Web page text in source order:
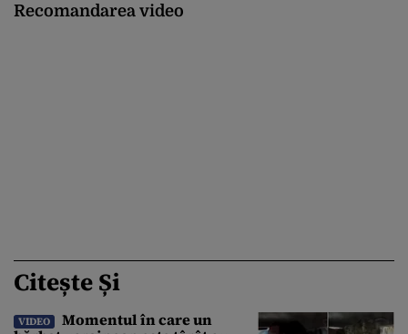
Recomandarea video
Citește Și
VIDEO
Momentul în care un